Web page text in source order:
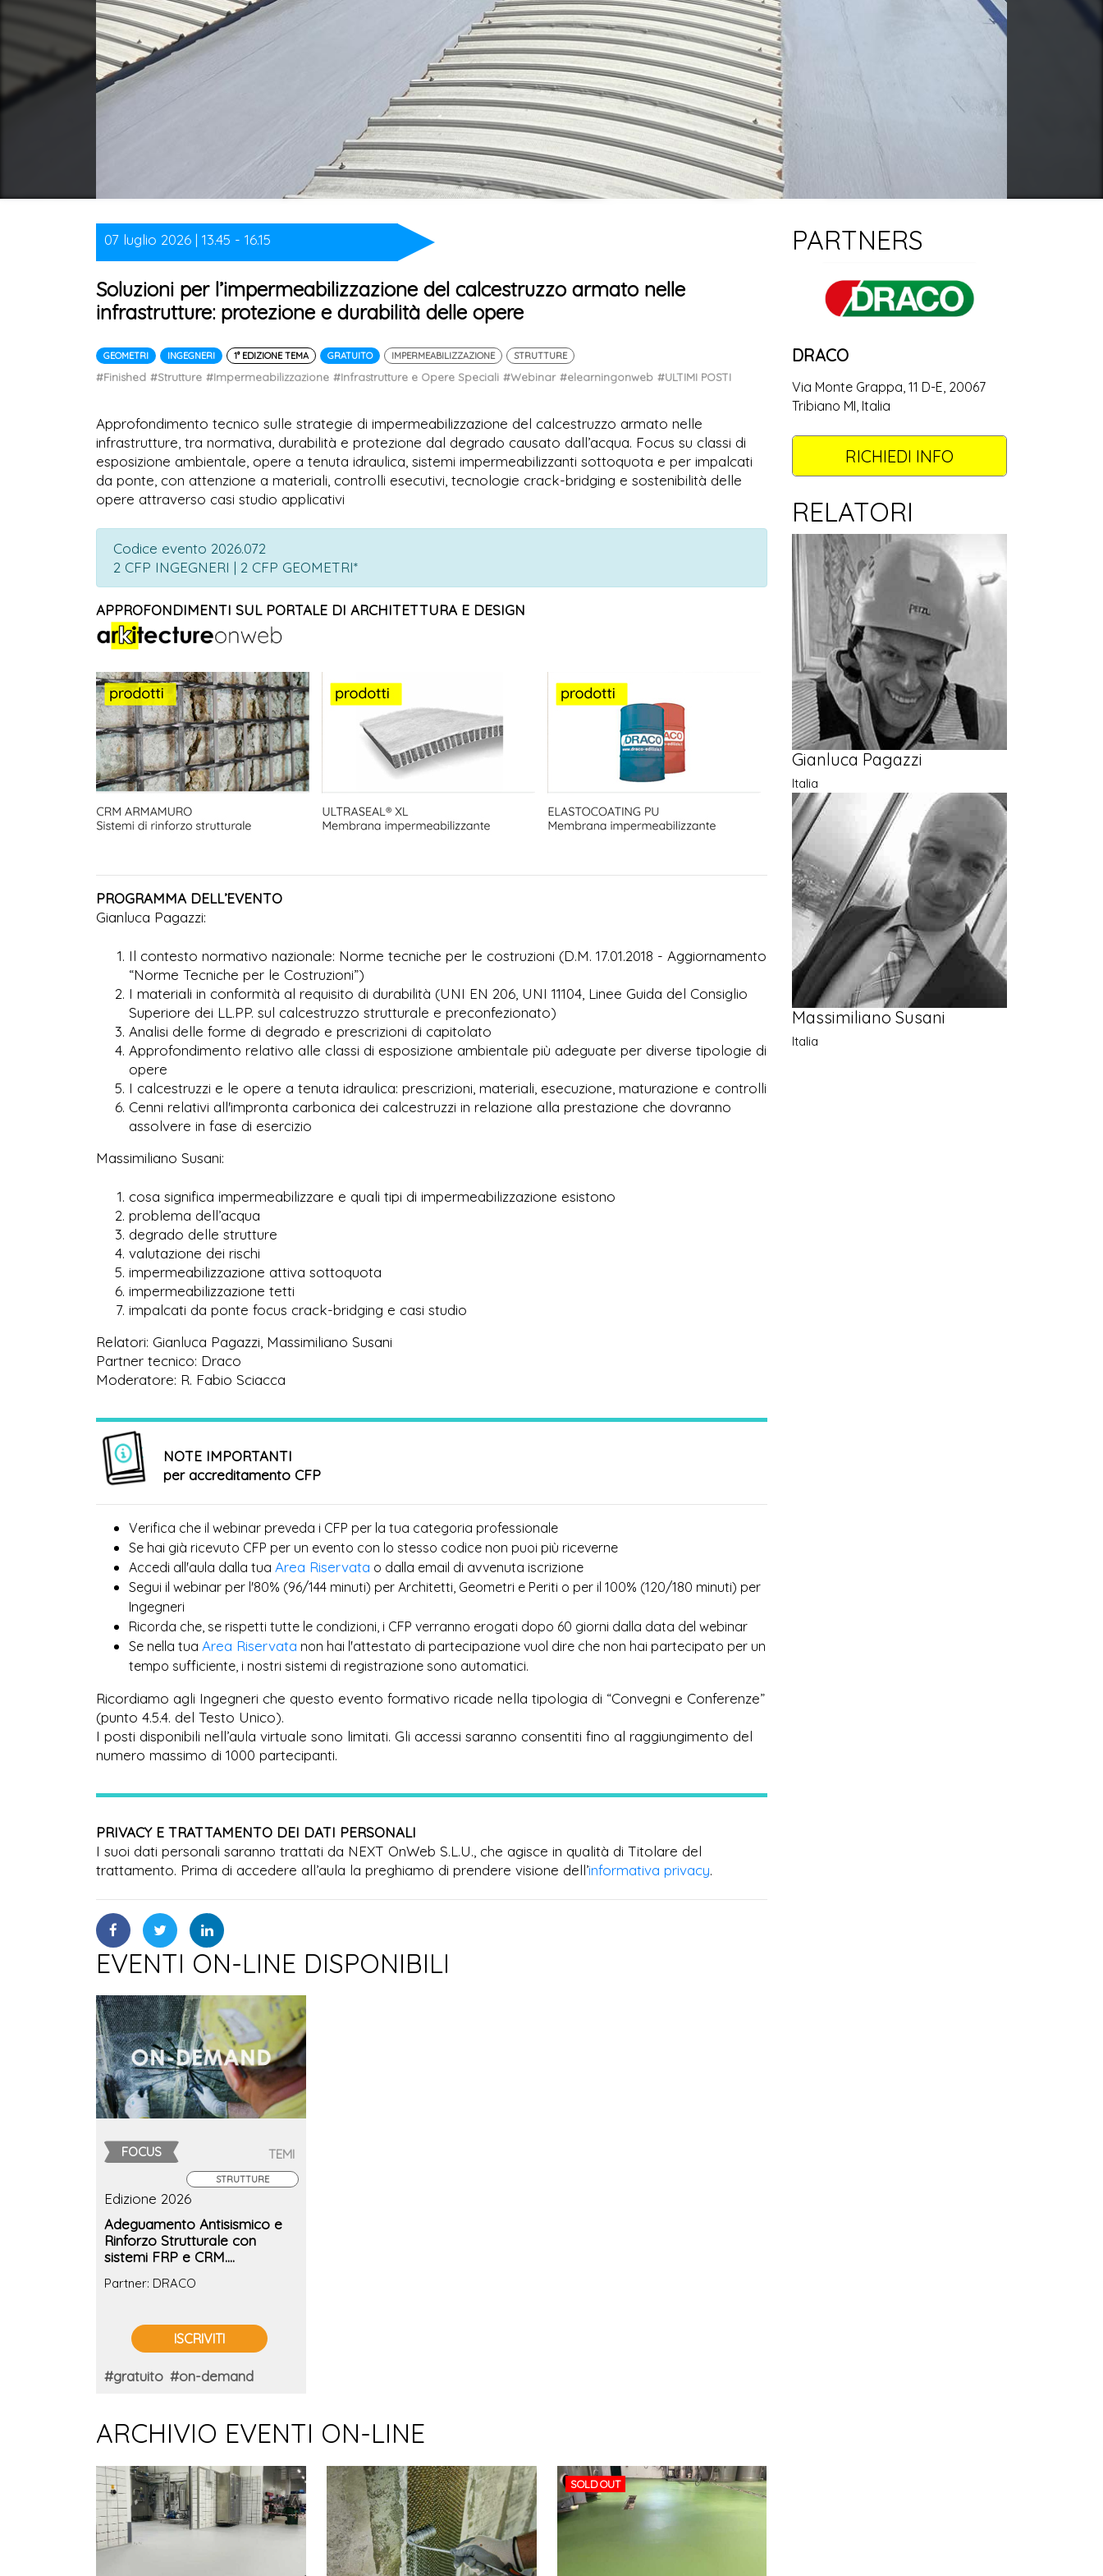
07 luglio 2026 | 13.45 - 16.15
Soluzioni per l’impermeabilizzazione del calcestruzzo armato nelle
infrastrutture: protezione e durabilità delle opere
GEOMETRI INGEGNERI 1° EDIZIONE TEMA GRATUITO IMPERMEABILIZZAZIONE STRUTTURE
#Finished #Strutture #Impermeabilizzazione #Infrastrutture e Opere Speciali #Webinar #elearningonweb #ULTIMI POSTI
Approfondimento tecnico sulle strategie di impermeabilizzazione del calcestruzzo armato nelle
infrastrutture, tra normativa, durabilità e protezione dal degrado causato dall’acqua. Focus su classi di
esposizione ambientale, opere a tenuta idraulica, sistemi impermeabilizzanti sottoquota e per impalcati
da ponte, con attenzione a materiali, controlli esecutivi, tecnologie crack-bridging e sostenibilità delle
opere attraverso casi studio applicativi
Codice evento 2026.072
2 CFP INGEGNERI | 2 CFP GEOMETRI*
APPROFONDIMENTI SUL PORTALE DI ARCHITETTURA E DESIGN
PROGRAMMA DELL’EVENTO
Gianluca Pagazzi:
Il contesto normativo nazionale: Norme tecniche per le costruzioni (D.M. 17.01.2018 - Aggiornamento
“Norme Tecniche per le Costruzioni”)
I materiali in conformità al requisito di durabilità (UNI EN 206, UNI 11104, Linee Guida del Consiglio
Superiore dei LL.PP. sul calcestruzzo strutturale e preconfezionato)
Analisi delle forme di degrado e prescrizioni di capitolato
Approfondimento relativo alle classi di esposizione ambientale più adeguate per diverse tipologie di
opere
I calcestruzzi e le opere a tenuta idraulica: prescrizioni, materiali, esecuzione, maturazione e controlli
Cenni relativi all'impronta carbonica dei calcestruzzi in relazione alla prestazione che dovranno
assolvere in fase di esercizio
Massimiliano Susani:
cosa significa impermeabilizzare e quali tipi di impermeabilizzazione esistono
problema dell’acqua
degrado delle strutture
valutazione dei rischi
impermeabilizzazione attiva sottoquota
impermeabilizzazione tetti
impalcati da ponte focus crack-bridging e casi studio
Relatori: Gianluca Pagazzi, Massimiliano Susani
Partner tecnico: Draco
Moderatore: R. Fabio Sciacca
NOTE IMPORTANTI
per accreditamento CFP
Verifica che il webinar preveda i CFP per la tua categoria professionale
Se hai già ricevuto CFP per un evento con lo stesso codice non puoi più riceverne
Accedi all'aula dalla tua Area Riservata o dalla email di avvenuta iscrizione
Segui il webinar per l'80% (96/144 minuti) per Architetti, Geometri e Periti o per il 100% (120/180 minuti) per
Ingegneri
Ricorda che, se rispetti tutte le condizioni, i CFP verranno erogati dopo 60 giorni dalla data del webinar
Se nella tua Area Riservata non hai l'attestato di partecipazione vuol dire che non hai partecipato per un
tempo sufficiente, i nostri sistemi di registrazione sono automatici.
Ricordiamo agli Ingegneri che questo evento formativo ricade nella tipologia di “Convegni e Conferenze”
(punto 4.5.4. del Testo Unico).
I posti disponibili nell’aula virtuale sono limitati. Gli accessi saranno consentiti fino al raggiungimento del
numero massimo di 1000 partecipanti.
PRIVACY E TRATTAMENTO DEI DATI PERSONALI
I suoi dati personali saranno trattati da NEXT OnWeb S.L.U., che agisce in qualità di Titolare del
trattamento. Prima di accedere all’aula la preghiamo di prendere visione dell’informativa privacy.
EVENTI ON-LINE DISPONIBILI
FOCUS TEMI
STRUTTURE
Edizione 2026
Adeguamento Antisismico e
Rinforzo Strutturale con
sistemi FRP e CRM.
vantaggi nel recupero delle
Partner: DRACO
ISCRIVITI
#gratuito #on-demand
ARCHIVIO EVENTI ON-LINE
SOLD OUT
PARTNERS
DRACO
Via Monte Grappa, 11 D-E, 20067
Tribiano MI, Italia
RICHIEDI INFO
RELATORI
Gianluca Pagazzi
Italia
Massimiliano Susani
Italia